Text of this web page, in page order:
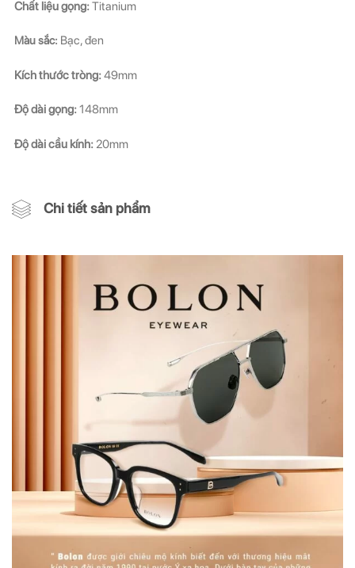
Chất liệu gọng:Titanium
Màu sắc: Bạc, đen
Kích thước tròng:49mm
Độ dài gọng:148mm
Độ dài cầu kính: 20mm
Chi tiết sản phẩm